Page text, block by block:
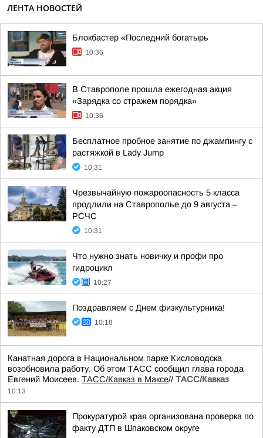
ЛЕНТА НОВОСТЕЙ
Блокбастер «Последний богатырь
10:36
В Ставрополе прошла ежегодная акция
«Зарядка со стражем порядка»
10:36
Бесплатное пробное занятие по джампингу с
растяжкой в Lady Jump
10:31
Чрезвычайную пожароопасность 5 класса
продлили на Ставрополье до 9 августа –
РСЧС
10:31
Что нужно знать новичку и профи про
гидроцикл
10:27
Поздравляем с Днем физкультурника!
10:18
Канатная дорога в Национальном парке Кисловодска
возобновила работу. Об этом ТАСС сообщил глава города
Евгений Моисеев. ТАСС/Кавказ в Максе// ТАСС/Кавказ
10:13
Прокуратурой края организована проверка по
факту ДТП в Шпаковском округе